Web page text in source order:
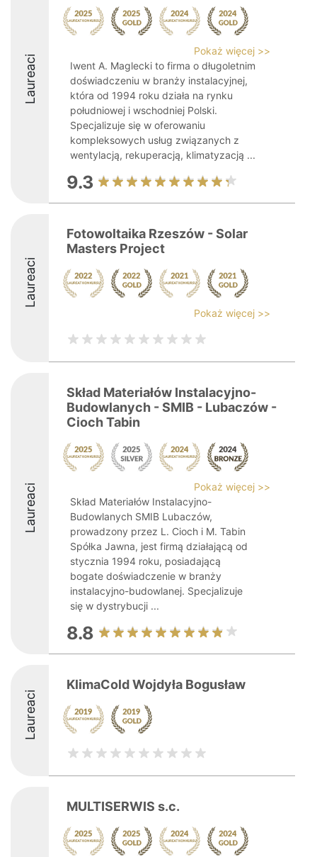
Laureaci
Pokaż więcej >>
Iwent A. Maglecki to firma o długoletnim
doświadczeniu w branży instalacyjnej,
która od 1994 roku działa na rynku
południowej i wschodniej Polski.
Specjalizuje się w oferowaniu
kompleksowych usług związanych z
wentylacją, rekuperacją, klimatyzacją ...
9.3
Laureaci
Fotowoltaika Rzeszów - Solar
Masters Project
Pokaż więcej >>
Laureaci
Skład Materiałów Instalacyjno-
Budowlanych - SMIB - Lubaczów -
Cioch Tabin
Pokaż więcej >>
Skład Materiałów Instalacyjno-
Budowlanych SMIB Lubaczów,
prowadzony przez L. Cioch i M. Tabin
Spółka Jawna, jest firmą działającą od
stycznia 1994 roku, posiadającą
bogate doświadczenie w branży
instalacyjno-budowlanej. Specjalizuje
się w dystrybucji ...
8.8
Laureaci
KlimaCold Wojdyła Bogusław
MULTISERWIS s.c.